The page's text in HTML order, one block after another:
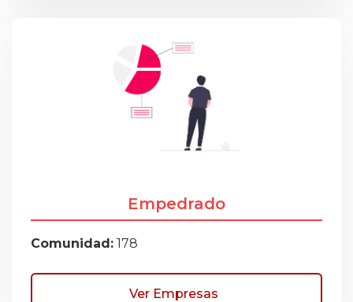
Empedrado
Comunidad: 178
Ver Empresas